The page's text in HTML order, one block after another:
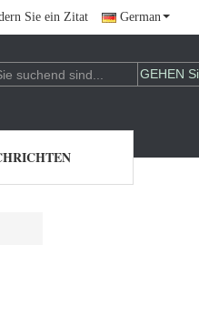
Sie ein Zitat German